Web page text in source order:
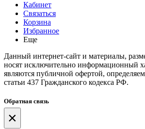
Кабинет
Связаться
Корзина
Избранное
Еще
Данный интернет-сайт и материалы,
носят исключительно информационный
являются публичной офертой,
статьи 437 Гражданского кодекса РФ.
Обратная связь
×